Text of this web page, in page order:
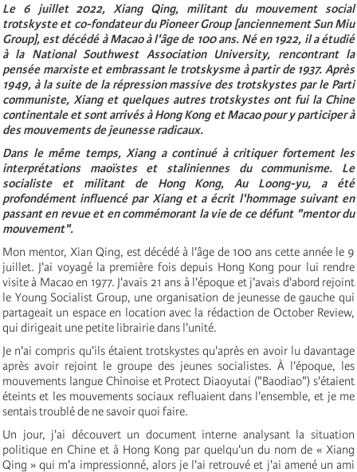
Le 6 juillet 2022, Xiang Qing, militant du mouvement social
trotskyste et co-fondateur du Pioneer Group [anciennement Sun Miu
Group], est décédé à Macao à l'âge de 100 ans. Né en 1922, il a étudié
à la National Southwest Association University, rencontrant la
pensée marxiste et embrassant le trotskysme à partir de 1937. Après
1949, à la suite de la répression massive des trotskystes par le Parti
communiste, Xiang et quelques autres trotskystes ont fui la Chine
continentale et sont arrivés à Hong Kong et Macao pour y participer à
des mouvements de jeunesse radicaux.
Dans le même temps, Xiang a continué à critiquer fortement les
interprétations maoïstes et staliniennes du communisme. Le
socialiste et militant de Hong Kong, Au Loong-yu, a été
profondément influencé par Xiang et a écrit l'hommage suivant en
passant en revue et en commémorant la vie de ce défunt "mentor du
mouvement".
Mon mentor, Xian Qing, est décédé à l'âge de 100 ans cette année le 9
juillet. J'ai voyagé la première fois depuis Hong Kong pour lui rendre
visite à Macao en 1977. J'avais 21 ans à l'époque et j'avais d'abord rejoint
le Young Socialist Group, une organisation de jeunesse de gauche qui
partageait un espace en location avec la rédaction de October Review,
qui dirigeait une petite librairie dans l'unité.
Je n'ai compris qu'ils étaient trotskystes qu'après en avoir lu davantage
après avoir rejoint le groupe des jeunes socialistes. À l'époque, les
mouvements langue Chinoise et Protect Diaoyutai ("Baodiao") s'étaient
éteints et les mouvements sociaux refluaient dans l'ensemble, et je me
sentais troublé de ne savoir quoi faire.
Un jour, j'ai découvert un document interne analysant la situation
politique en Chine et à Hong Kong par quelqu'un du nom de « Xiang
Qing » qui m'a impressionné, alors je l'ai retrouvé et j'ai amené un ami